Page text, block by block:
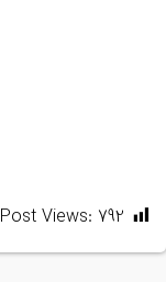
Post Views: 792